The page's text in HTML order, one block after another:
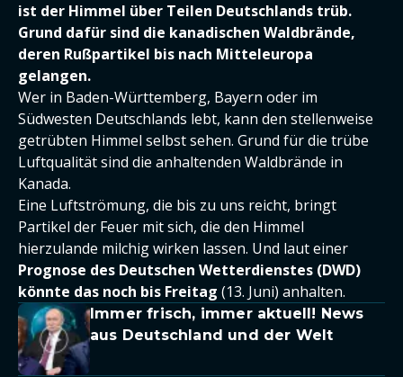
ist der Himmel über Teilen Deutschlands trüb.
Grund dafür sind die kanadischen Waldbrände,
deren Rußpartikel bis nach Mitteleuropa
gelangen.
Wer in Baden-Württemberg, Bayern oder im
Südwesten Deutschlands lebt, kann den stellenweise
getrübten Himmel selbst sehen. Grund für die trübe
Luftqualität sind die anhaltenden Waldbrände in
Kanada.
Eine Luftströmung, die bis zu uns reicht, bringt
Partikel der Feuer mit sich, die den Himmel
hierzulande milchig wirken lassen. Und laut einer
Prognose des Deutschen Wetterdienstes (DWD)
könnte das noch bis Freitag (13. Juni) anhalten.
Immer frisch, immer aktuell! News
aus Deutschland und der Welt